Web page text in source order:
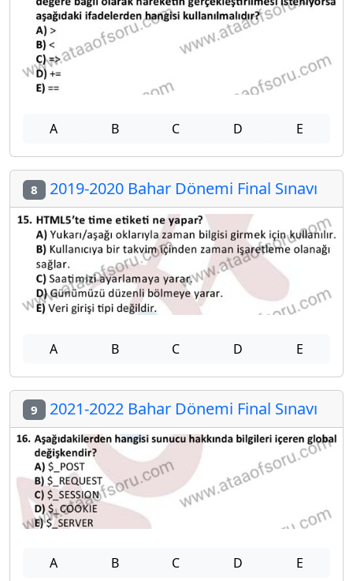
A B C D E
8 2019-2020 Bahar Dönemi Final Sınavı
A B C D E
9 2021-2022 Bahar Dönemi Final Sınavı
A B C D E